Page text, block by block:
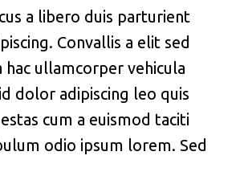
a libero duis parturient
Convallis a elit sed
hac ullamcorper vehicula
dolor adipiscing leo quis
cum a euismod taciti
odio ipsum lorem. Sed